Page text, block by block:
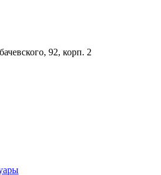
92, корп. 2